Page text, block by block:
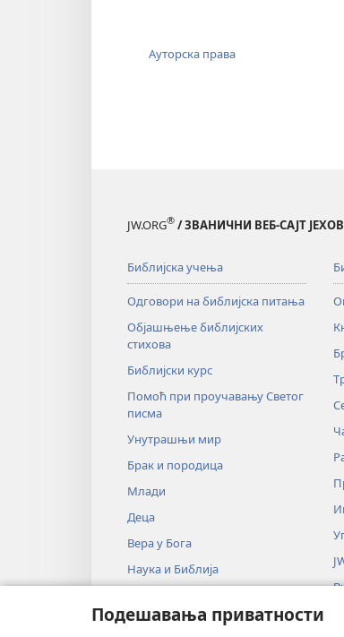
Подешавања приватности
Ауторска права
JW.ORG® / ЗВАНИЧНИ ВЕБ-САЈТ
Библијска учења
Одговори на библијска питања
Објашњење библијских
стихова
Библијски курс
Помоћ при проучавању Светог
писма
Унутрашњи мир
Брак и породица
Млади
Деца
Вера у Бога
Наука и Библија